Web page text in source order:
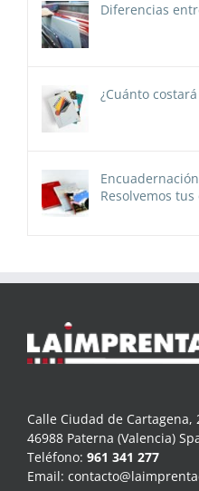
Diferencias
¿Cuánto
Resolvemos
Calle Ciudad de Cartagena,
46988 Paterna (Valencia)
Teléfono: 961 341 277
Email: